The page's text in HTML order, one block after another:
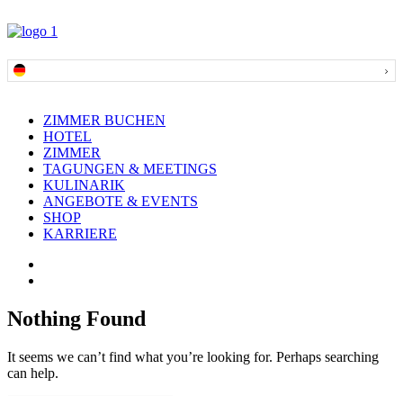
ZIMMER BUCHEN
HOTEL
ZIMMER
TAGUNGEN & MEETINGS
KULINARIK
ANGEBOTE & EVENTS
SHOP
KARRIERE
Nothing Found
It seems we can’t find what you’re looking for. Perhaps searching
can help.